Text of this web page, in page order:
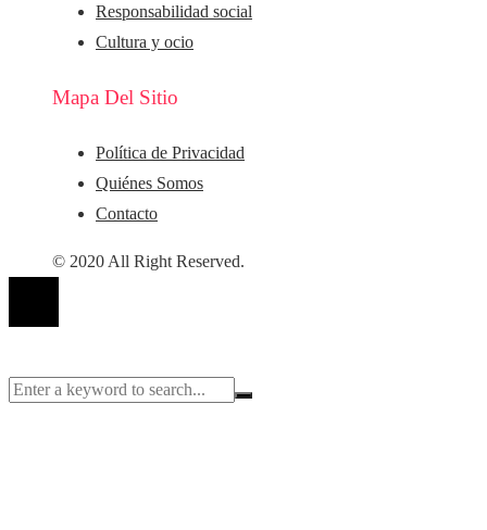
Responsabilidad social
Cultura y ocio
Mapa Del Sitio
Política de Privacidad
Quiénes Somos
Contacto
© 2020 All Right Reserved.